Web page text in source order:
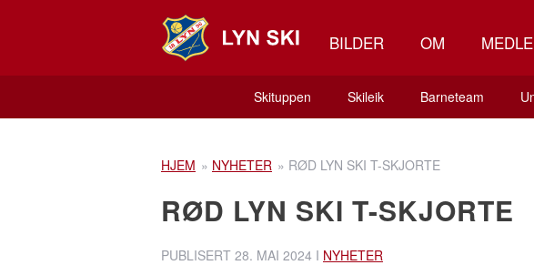
BILDER OM
Skituppen Skileik Barneteam
HJEM » NYHETER » RØD LYN SKI T-SKJORTE
RØD LYN SKI T-SKJORTE
PUBLISERT 28. MAI 2024 I NYHETER